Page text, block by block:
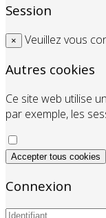
Session
× Veuillez vous
Autres cookies
Ce site web utilise
par exemple, les
Accepter tous cookies
Connexion